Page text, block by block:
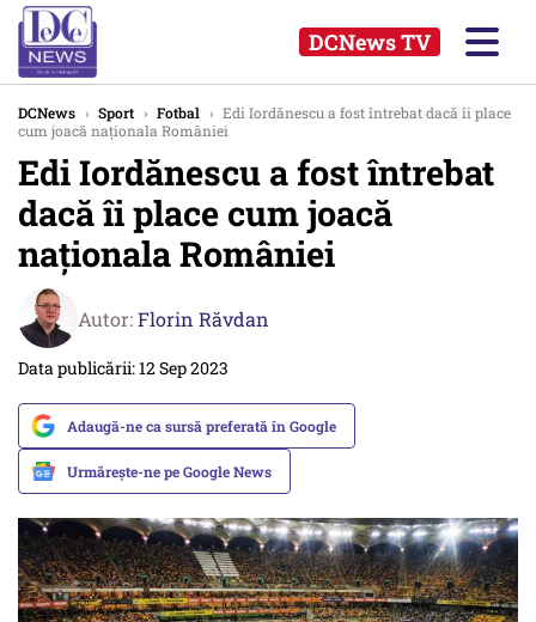
DCNews TV
DCNews › Sport › Fotbal › Edi Iordănescu a fost întrebat dacă îi place
cum joacă naţionala României
Edi Iordănescu a fost întrebat
dacă îi place cum joacă
naţionala României
Autor:Florin Răvdan
Data publicării: 12 Sep 2023
Adaugă-ne ca sursă preferată în Google
Urmărește-ne pe Google News